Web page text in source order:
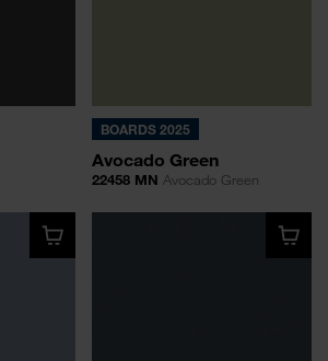
BOARDS 2025
Avocado Green
22458 MN Avocado Green